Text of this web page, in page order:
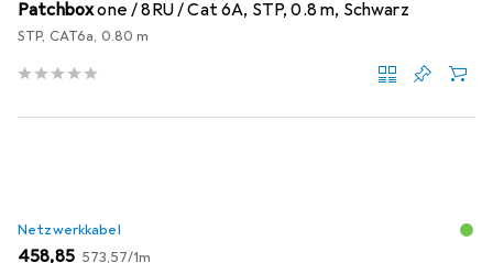
Patchboxone / 8RU / Cat 6A, STP, 0.8 m, Schwarz
STP, CAT6a, 0.80 m
Netzwerkkabel
EUR
458,85 EUR
573,57/1m